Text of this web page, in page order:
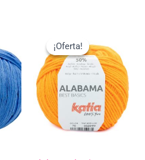
¡Oferta!
¡Oferta!
precio
original
era:
3,50 €.
precio
actual
es:
2,80 €.